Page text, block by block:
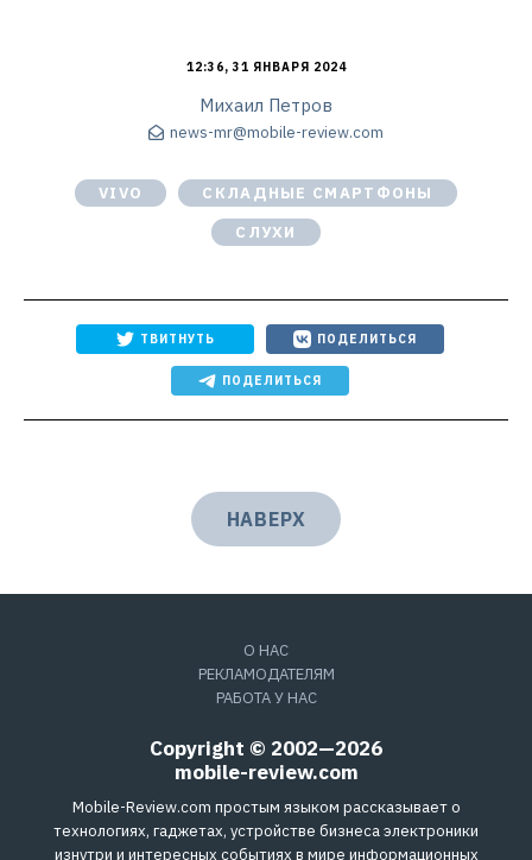
12:36, 31 ЯНВАРЯ 2024
Михаил Петров
news-mr@mobile-review.com
VIVO
СКЛАДНЫЕ СМАРТФОНЫ
СЛУХИ
ТВИТНУТЬ ПОДЕЛИТЬСЯ
ПОДЕЛИТЬСЯ
НАВЕРХ
О НАС
РЕКЛАМОДАТЕЛЯМ
РАБОТА У НАС
Copyright © 2002—2026
mobile-review.com
Mobile-Review.com простым языком рассказывает о
технологиях, гаджетах, устройстве бизнеса электроники
изнутри и интересных событиях в мире информационных